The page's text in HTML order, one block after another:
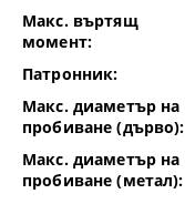
Макс. въртящ
момент:
Патронник:
Макс. диаметър на
пробиване (дърво):
Макс. диаметър на
пробиване (метал):